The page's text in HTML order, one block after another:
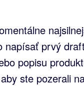
napísať prvý
popisu
ste pozerali